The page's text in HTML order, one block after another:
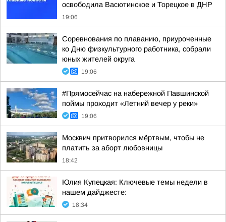
освободила Васютинское и Торецкое в ДНР
19:06
Соревнования по плаванию, приуроченные
ко Дню физкультурного работника, собрали
юных жителей округа
19:06
#Прямосейчас на набережной Павшинской
поймы проходит «Летний вечер у реки»
19:06
Москвич притворился мёртвым, чтобы не
платить за аборт любовницы
18:42
Юлия Купецкая: Ключевые темы недели в
нашем дайджесте:
18:34